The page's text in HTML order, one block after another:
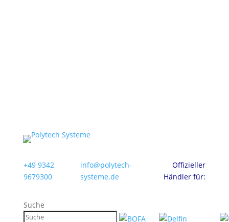
+49 9342
9679300
info@polytech-
systeme.de
Offizieller
Händler für:
Suche